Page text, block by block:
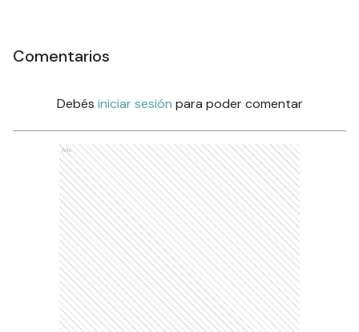
Comentarios
Debés iniciar sesión para poder comentar
Ads